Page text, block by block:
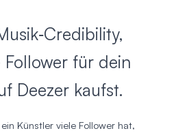
für dein
Deezer kaufst.
Künstler viele Follower hat,